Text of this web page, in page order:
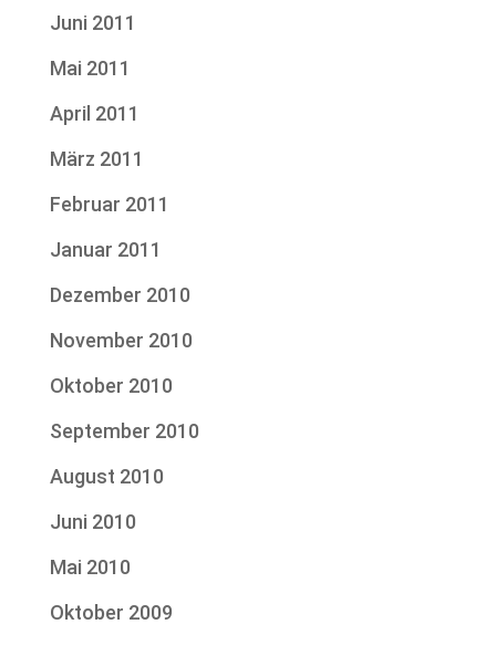
Juni 2011
Mai 2011
April 2011
März 2011
Februar 2011
Januar 2011
Dezember 2010
November 2010
Oktober 2010
September 2010
August 2010
Juni 2010
Mai 2010
Oktober 2009